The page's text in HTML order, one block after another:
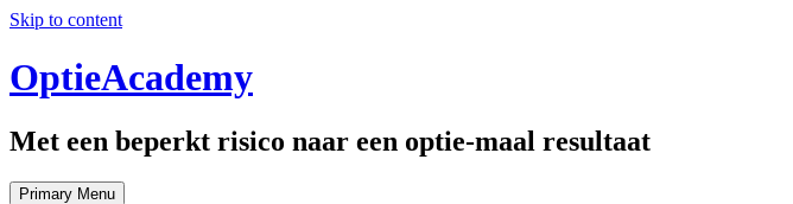
Skip to content
OptieAcademy
Met een beperkt risico naar een optie-maal resultaat
Primary Menu